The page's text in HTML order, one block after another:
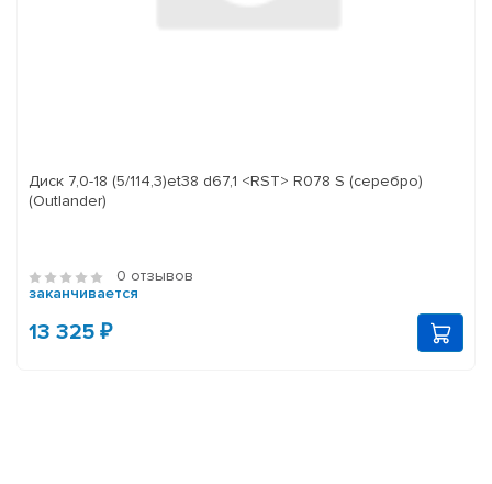
Диск 7,0-18 (5/114,3)et38 d67,1 <RST> R078 S (серебро)
(Outlander)
0 отзывов
заканчивается
13 325 ₽